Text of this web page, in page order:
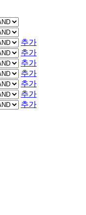
추가
추가
추가
추가
추가
추가
추가